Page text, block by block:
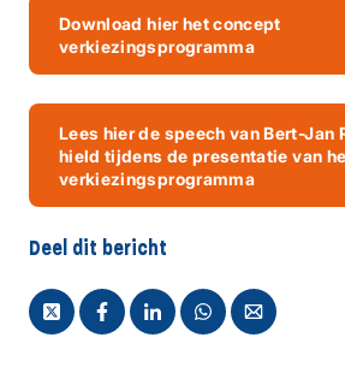
Download hier het concept
verkiezingsprogramma
Lees hier de speech van Bert-Jan
hield tijdens de presentatie van
verkiezingsprogramma
Deel dit bericht